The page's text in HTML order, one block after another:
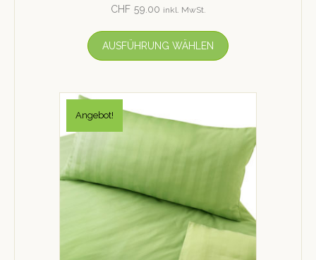
Bewertet mit
5.00
CHF 59.00 inkl. MwSt.
AUSFÜHRUNG WÄHLEN
Angebot!